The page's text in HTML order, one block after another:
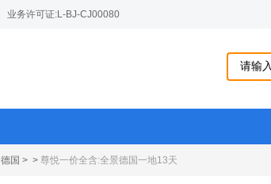
业务许可证:L-BJ-CJ00080
德国 > > 尊悦一价全含:全景德国一地13天